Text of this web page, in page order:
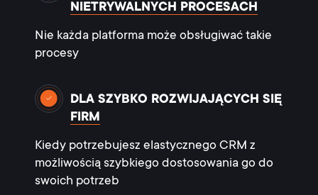
NIETRYWALNYCH PROCESACH
Nie każda platforma może obsługiwać takie
procesy
DLA SZYBKO ROZWIJAJĄCYCH SIĘ
FIRM
Kiedy potrzebujesz elastycznego CRM z
możliwością szybkiego dostosowania go do
swoich potrzeb